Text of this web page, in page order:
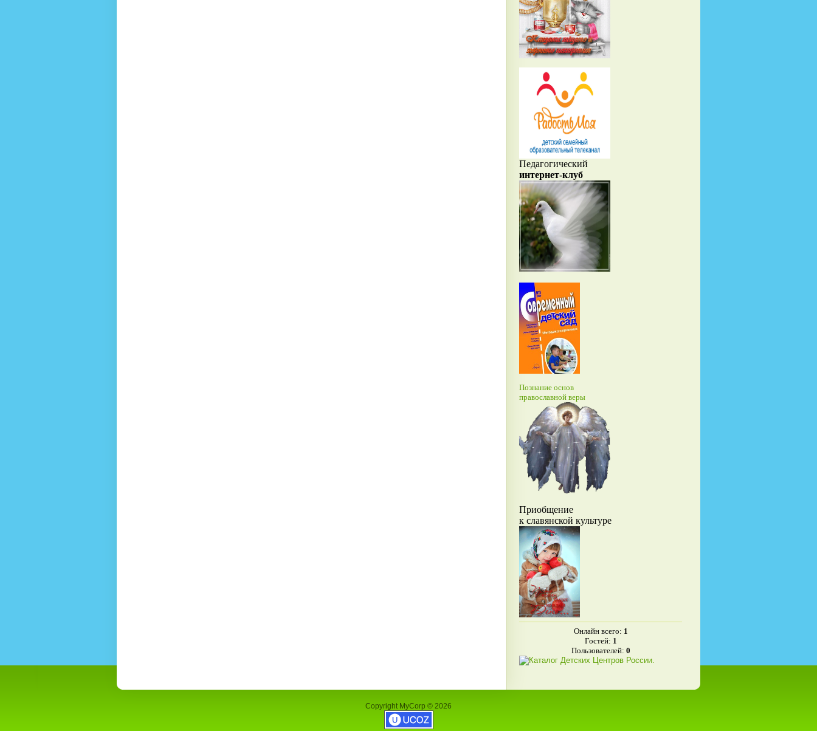
Педагогический
интернет-клуб
Познание основ
православной веры
Приобщение
к славянской культуре
Онлайн всего: 1
Гостей: 1
Пользователей: 0
Copyright MyCorp © 2026